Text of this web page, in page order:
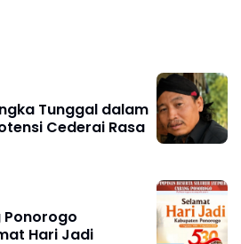
Tunggal dalam
Cederai Rasa
Ponorogo
Hari Jadi